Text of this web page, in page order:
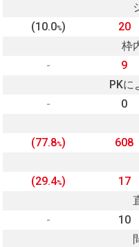
(10.0%) 20
枠
-
9
PKに
-
0
(77.8%) 608
(29.4%) 17
-
10